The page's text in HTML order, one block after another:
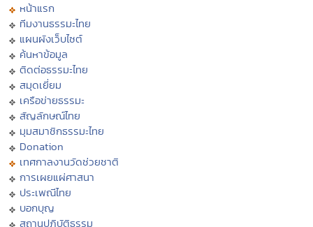
หน้าแรก
ทีมงานธรรมะไทย
แผนผังเว็บไซต์
ค้นหาข้อมูล
ติดต่อธรรมะไทย
สมุดเยี่ยม
เครือข่ายธรรมะ
สัญลักษณ์ไทย
มุมสมาชิกธรรมะไทย
Donation
เทศกาลงานวัดช่วยชาติ
การเผยแผ่ศาสนา
ประเพณีไทย
บอกบุญ
สถานปฏิบัติธรรม